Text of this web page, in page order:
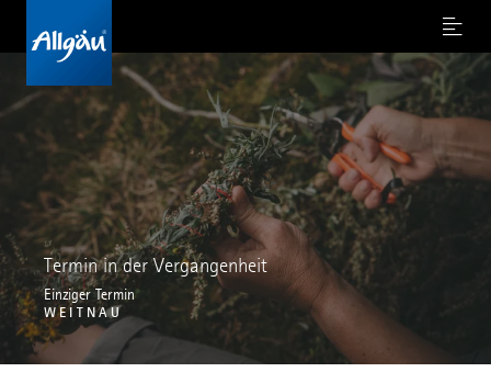
Menu
Termin in der Vergangenheit
Einziger Termin
WEITNAU